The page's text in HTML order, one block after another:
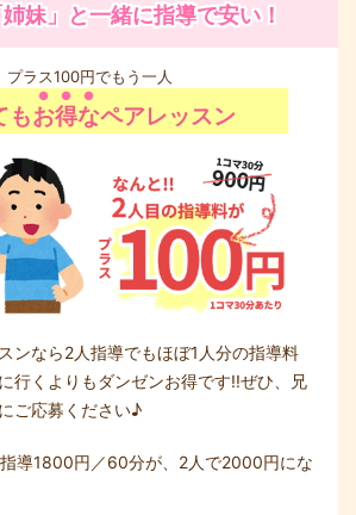
姉妹」と一緒に指導で安い！
プラス100円でもう一人
もお得なペアレッスン
ンなら2人指導でもほぼ1人分の指導料
行くよりもダンゼンお得です!!ぜひ、兄
ご応募ください♪
導1800円／60分が、2人で2000円にな